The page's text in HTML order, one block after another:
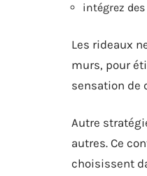
intégrez
Les rideaux
murs, pour
sensation de
Autre
autres. Ce
choisissent